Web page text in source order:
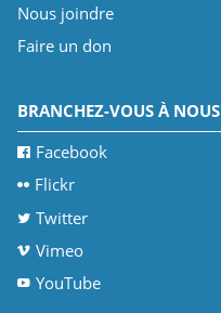
Nous joindre
Faire un don
BRANCHEZ-VOUS À NOUS
Facebook
Flickr
Twitter
Vimeo
YouTube